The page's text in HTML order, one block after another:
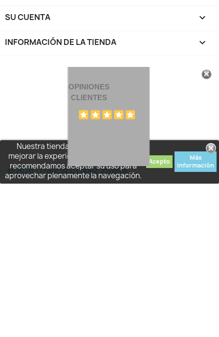
Nuestra tienda usa cookies para
mejorar la experiencia de usuario y le
recomendamos aceptar su uso para
aprovechar plenamente la navegación.
Acepto
Más
información
SU CUENTA 
INFORMACIÓN DE LA TIENDA keyboard_arrow_down
OPINIONES
CLIENTES
© 2026 - Francisco López Joyeros